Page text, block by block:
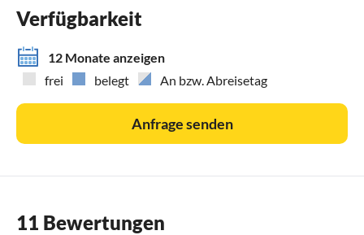
Verfügbarkeit
12 Monate anzeigen
frei
belegt An bzw. Abreisetag
Anfrage senden
11 Bewertungen